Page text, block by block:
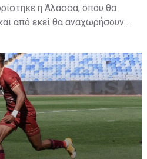
η Άλασσα, όπου θα
από εκεί θα αναχωρήσουν